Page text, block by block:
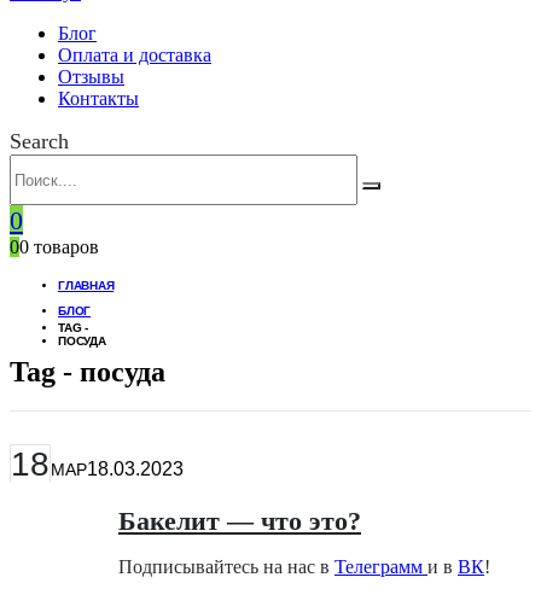
Блог
Оплата и доставка
Отзывы
Контакты
Search
0
00 товаров
ГЛАВНАЯ
БЛОГ
TAG -
ПОСУДА
Tag - посуда
18МАР18.03.2023
Бакелит — что это?
Подписывайтесь на нас в Телеграмм и в ВК!